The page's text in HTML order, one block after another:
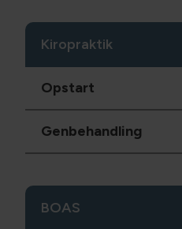
Kiropraktik
Opstart
Genbehandling
BOAS